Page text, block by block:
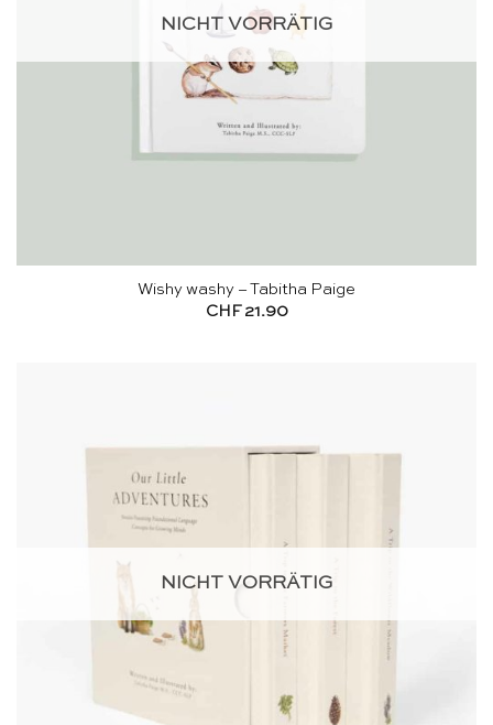
NICHT VORRÄTIG
Wishy washy – Tabitha Paige
CHF21.90
NICHT VORRÄTIG